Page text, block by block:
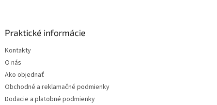
Praktické informácie
Kontakty
O nás
Ako objednať
Obchodné a reklamačné podmienky
Dodacie a platobné podmienky